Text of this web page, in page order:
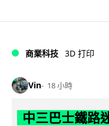
商業科技 3D 打印
Vin 18 小時
中三巴士鐵路